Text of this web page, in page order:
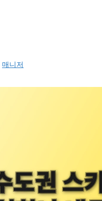
매니저